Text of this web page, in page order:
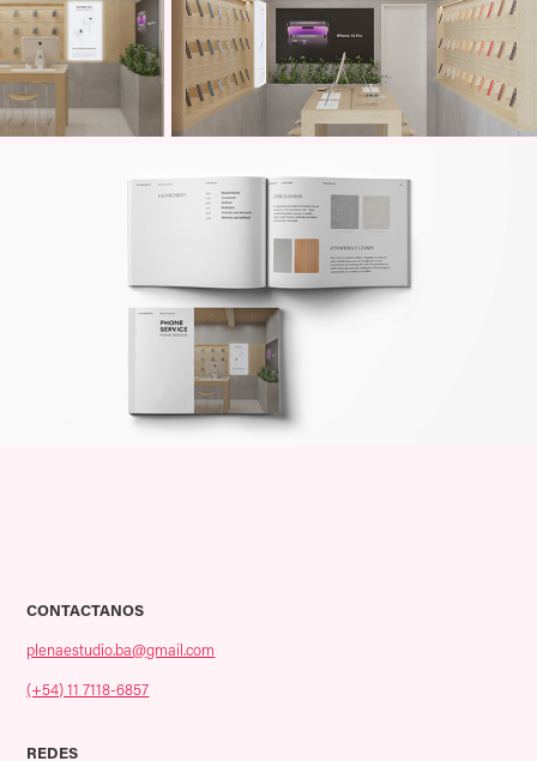
CONTACTANOS
plenaestudio.ba@gmail.com
(+54) 11 7118-6857
REDES